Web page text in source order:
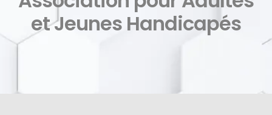
et Jeunes Handicapés